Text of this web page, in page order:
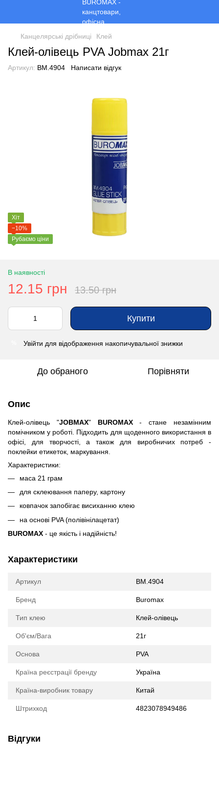
Канцелярські дрібниці Клей
Клей-олівець PVA Jobmax 21г
Артикул: BM.4904 Написати відгук
Хіт
−10%
Рубаємо ціни
В наявності
12.15 грн 13.50 грн
Купити
Увійти для відображення накопичувальної знижки
До обраного Порівняти
Опис
Клей-олівець "JOBMAX" BUROMAX- стане незамінним
помічником у роботі. Підходить для щоденного використання в
офісі, для творчості, а також для виробничих потреб -
поклейки етикеток, маркування.
Характеристики:
маса 21 грам
для склеювання паперу, картону
ковпачок запобігає висиханню клею
на основі PVA (полівінілацетат)
BUROMAX - це якість і надійність!
Характеристики
Артикул BM.4904
Бренд Buromax
Тип клею Клей-олівець
Об'єм/Вага 21г
Основа PVA
Країна реєстрації бренду Україна
Країна-виробник товару Китай
Штрихкод 4823078949486
Відгуки